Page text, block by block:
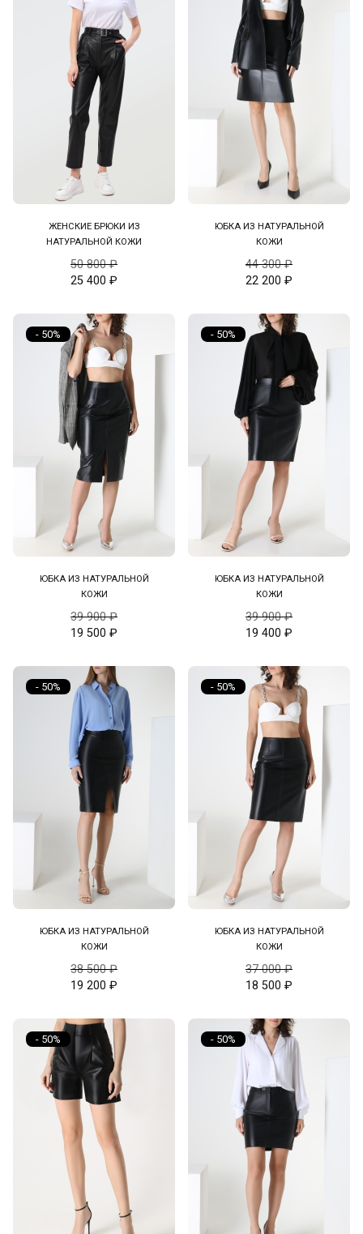
ЖЕНСКИЕ БРЮКИ ИЗ
НАТУРАЛЬНОЙ КОЖИ
50 800₽
25 400 ₽
ЮБКА ИЗ НАТУРАЛЬНОЙ
КОЖИ
44 300₽
22 200 ₽
- 50%
ЮБКА ИЗ НАТУРАЛЬНОЙ
КОЖИ
39 900₽
19 500 ₽
- 50%
ЮБКА ИЗ НАТУРАЛЬНОЙ
КОЖИ
39 900₽
19 400 ₽
- 50%
ЮБКА ИЗ НАТУРАЛЬНОЙ
КОЖИ
38 500₽
19 200 ₽
- 50%
ЮБКА ИЗ НАТУРАЛЬНОЙ
КОЖИ
37 000₽
18 500 ₽
- 50% - 50%